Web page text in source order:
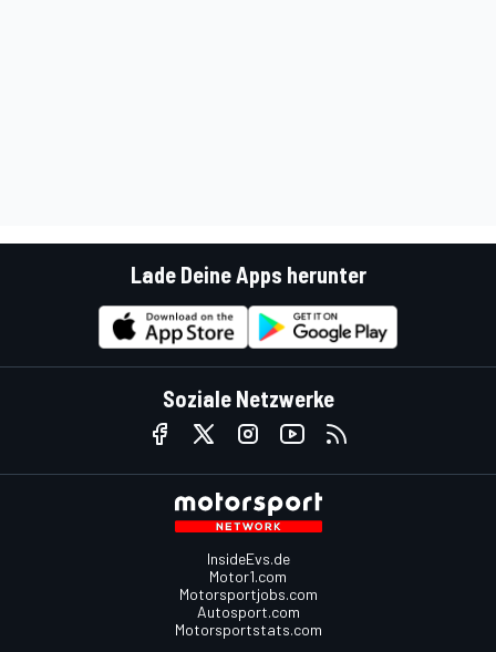
Lade Deine Apps herunter
Soziale Netzwerke
InsideEvs.de
Motor1.com
Motorsportjobs.com
Autosport.com
Motorsportstats.com